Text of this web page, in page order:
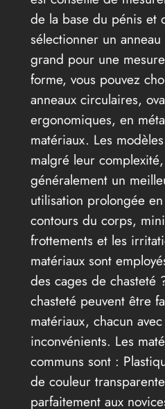
de la base du pénis et
sélectionner un
grand pour une
forme, vous pouvez
anneaux circulaires,
ergonomiques, en
matériaux. Les
malgré leur
généralement un
utilisation prolongée
contours du corps,
frottements et les
matériaux sont
des cages de chasteté
chasteté peuvent être
matériaux, chacun
inconvénients. Les
communs sont :
de couleur
parfaitement aux